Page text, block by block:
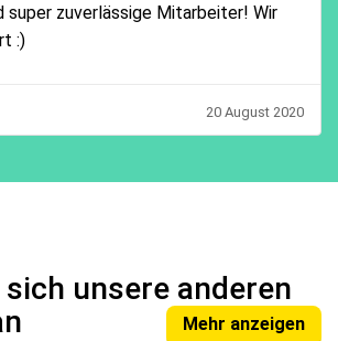
super zuverlässige Mitarbeiter! Wir
:)
20 August 2020
sich unsere anderen
Mehr anzeigen